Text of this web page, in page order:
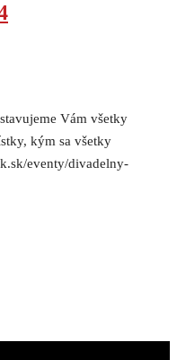
Vám všetky
kým sa všetky
eventy/divadelny-